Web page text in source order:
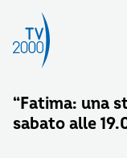
“Fatima: una
sabato alle